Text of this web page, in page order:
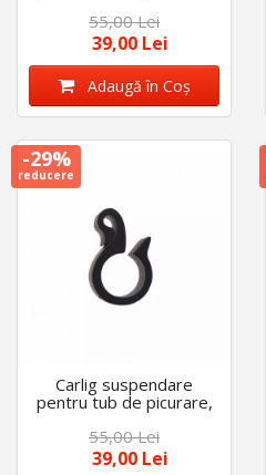
de 16 mm
55,00 Lei
39,00 Lei
Adaugă în Coş
-29%
reducere
Carlig suspendare
pentru tub de picurare,
set 100 buc, diametru
de 16 mm
55,00 Lei
39,00 Lei